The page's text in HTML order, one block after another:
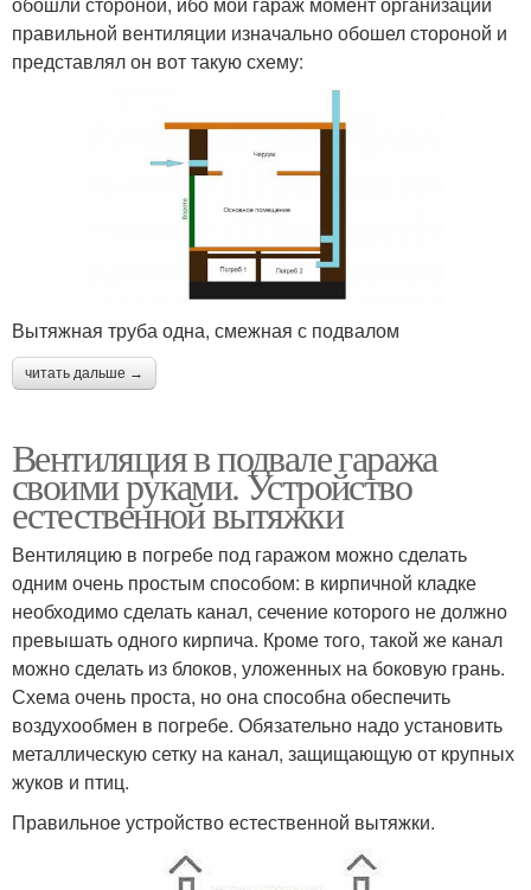
правильной вентиляции изначально обошел стороной и
представлял он вот такую схему:
Вытяжная труба одна, смежная с подвалом
читать дальше →
Вентиляция в подвале гаража
своими руками. Устройство
естественной вытяжки
Вентиляцию в погребе под гаражом можно сделать
одним очень простым способом: в кирпичной кладке
необходимо сделать канал, сечение которого не должно
превышать одного кирпича. Кроме того, такой же канал
можно сделать из блоков, уложенных на боковую грань.
Схема очень проста, но она способна обеспечить
воздухообмен в погребе. Обязательно надо установить
металлическую сетку на канал, защищающую от крупных
жуков и птиц.
Правильное устройство естественной вытяжки.